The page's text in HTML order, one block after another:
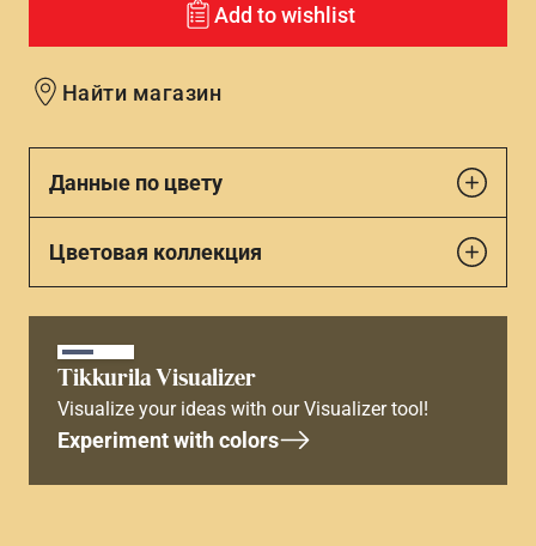
Add to wishlist
Найти магазин
Данные по цвету
Цветовая коллекция
Tikkurila Visualizer
Visualize your ideas with our Visualizer tool!
Experiment with colors